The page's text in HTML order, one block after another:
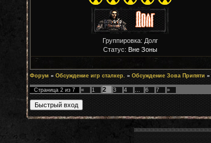
Группировка: Долг
Статус: Вне Зоны
Форум » Обсуждение игр сталкер. » Обсуждение Зова Припяти »
Страница 2 из 7 « 1 2 3 4 … 6 7 »